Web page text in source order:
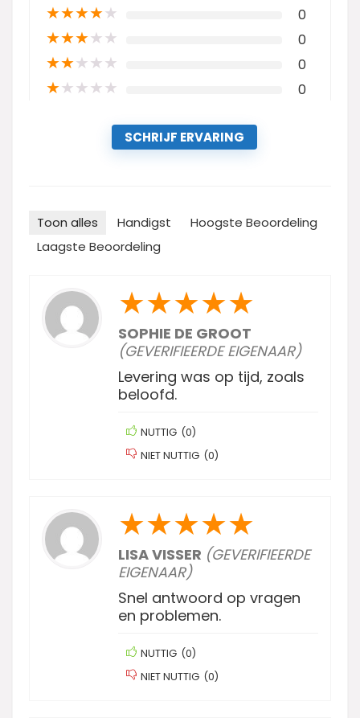
★★★★★ 0
★★★★★ 0
★★★★★ 0
★★★★★ 0
SCHRIJF ERVARING
Toon alles Handigst
Hoogste Beoordeling
Laagste Beoordeling
★★★★★
SOPHIE DE GROOT
(GEVERIFIEERDE EIGENAAR)
Levering was op tijd, zoals
beloofd.
NUTTIG (0)
NIET NUTTIG (0)
★★★★★
LISA VISSER (GEVERIFIEERDE
EIGENAAR)
Snel antwoord op vragen
en problemen.
NUTTIG (0)
NIET NUTTIG (0)